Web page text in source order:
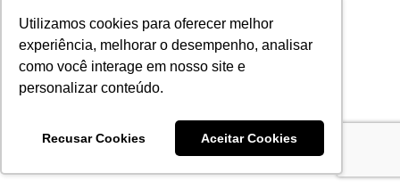
Utilizamos cookies para oferecer melhor
experiência, melhorar o desempenho, analisar
como você interage em nosso site e
personalizar conteúdo.
Recusar Cookies Aceitar Cookies